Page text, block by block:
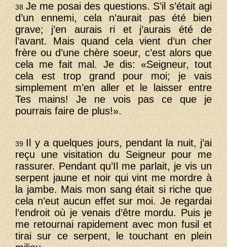
38Je me posai des questions. S’il s’était agi
d’un ennemi, cela n’aurait pas été bien
grave; j’en aurais ri et j’aurais été de
l’avant. Mais quand cela vient d’un cher
frère ou d’une chère soeur, c’est alors que
cela me fait mal. Je dis: «Seigneur, tout
cela est trop grand pour moi; je vais
simplement m’en aller et le laisser entre
Tes mains! Je ne vois pas ce que je
pourrais faire de plus!».
39Il y a quelques jours, pendant la nuit, j’ai
reçu une visitation du Seigneur pour me
rassurer. Pendant qu’Il me parlait, je vis un
serpent jaune et noir qui vint me mordre à
la jambe. Mais mon sang était si riche que
cela n’eut aucun effet sur moi. Je regardai
l’endroit où je venais d’être mordu. Puis je
me retournai rapidement avec mon fusil et
tirai sur ce serpent, le touchant en plein